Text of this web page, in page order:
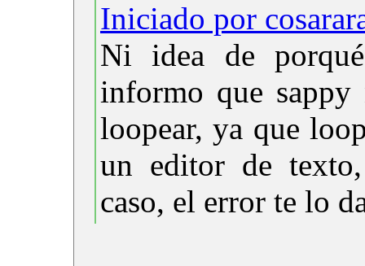
Iniciado por
Ni idea de
informo que sappy
loopear, ya que
un editor de
caso, el error te lo